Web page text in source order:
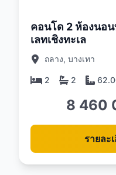
คอนโด 2 ห้องนอ
เลทเชิงทะเล
ถลาง, บางเทา
2 2
8 460
รายละ